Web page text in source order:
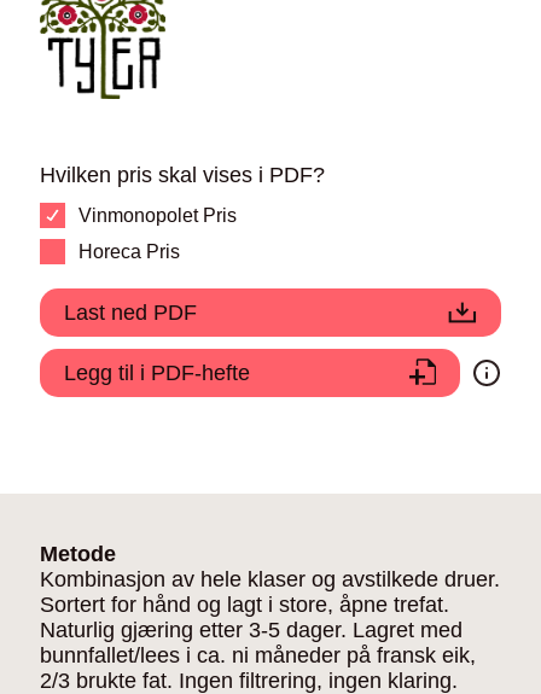
Hvilken pris skal vises i PDF?
Vinmonopolet Pris
Horeca Pris
Last ned PDF
Legg til i PDF-hefte
Metode
Kombinasjon av hele klaser og avstilkede druer.
Sortert for hånd og lagt i store, åpne trefat.
Naturlig gjæring etter 3-5 dager. Lagret med
bunnfallet/lees i ca. ni måneder på fransk eik,
2/3 brukte fat. Ingen filtrering, ingen klaring.